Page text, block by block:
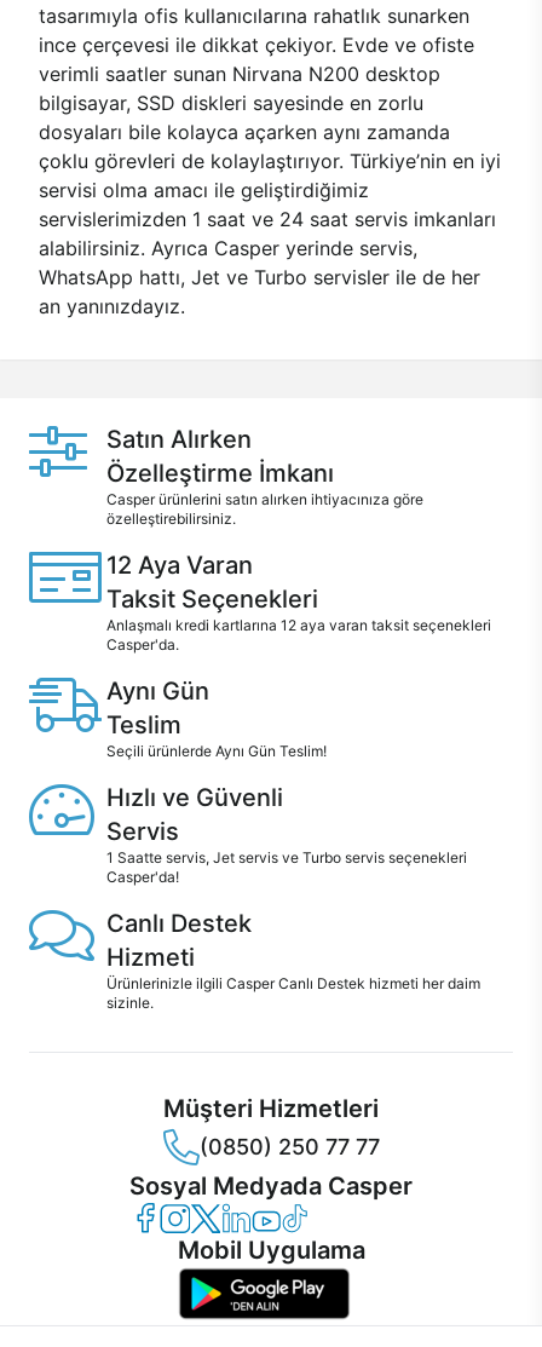
tasarımıyla ofis kullanıcılarına rahatlık sunarken
ince çerçevesi ile dikkat çekiyor. Evde ve ofiste
verimli saatler sunan Nirvana N200 desktop
bilgisayar, SSD diskleri sayesinde en zorlu
dosyaları bile kolayca açarken aynı zamanda
çoklu görevleri de kolaylaştırıyor. Türkiye’nin en iyi
servisi olma amacı ile geliştirdiğimiz
servislerimizden 1 saat ve 24 saat servis imkanları
alabilirsiniz. Ayrıca Casper yerinde servis,
WhatsApp hattı, Jet ve Turbo servisler ile de her
an yanınızdayız.
Satın Alırken
Özelleştirme İmkanı
Casper ürünlerini satın alırken ihtiyacınıza göre
özelleştirebilirsiniz.
12 Aya Varan
Taksit Seçenekleri
Anlaşmalı kredi kartlarına 12 aya varan taksit seçenekleri
Casper'da.
Aynı Gün
Teslim
Seçili ürünlerde Aynı Gün Teslim!
Hızlı ve Güvenli
Servis
1 Saatte servis, Jet servis ve Turbo servis seçenekleri
Casper'da!
Canlı Destek
Hizmeti
Ürünlerinizle ilgili Casper Canlı Destek hizmeti her daim
sizinle.
Müşteri Hizmetleri
(0850) 250 77 77
Sosyal Medyada Casper
Casper Facebook
Casper Instagram
Casper Twitter
Casper LinkedIn
Casper YouTube
Casper TikTok
Mobil Uygulama